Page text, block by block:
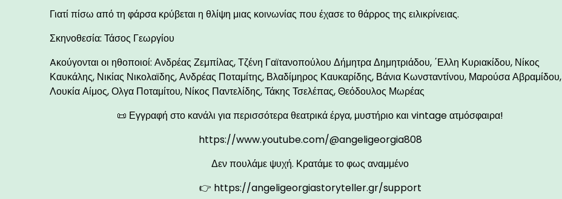
Γιατί πίσω από τη φάρσα κρύβεται η θλίψη μιας κοινωνίας που έχασε το θάρρος της ειλικρίνειας.
Σκηνοθεσία: Τάσος Γεωργίου
Aκούγονται οι ηθοποιοί: Ανδρέας Ζεμπίλας, Τζένη Γαϊτανοπούλου Δήμητρα Δημητριάδου, ΄Ελλη Κυριακίδου, Νίκος
Καυκάλης, Νικίας Νικολαϊδης, Ανδρέας Ποταμίτης, Βλαδίμηρος Καυκαρίδης, Βάνια Κωνσταντίνου, Μαρούσα Αβραμίδου,
Λουκία Αίμος, Ολγα Ποταμίτου, Νίκος Παντελίδης, Τάκης Τσελέπας, Θεόδουλος Μωρέας
📜 Εγγραφή στο κανάλι για περισσότερα θεατρικά έργα, μυστήριο και vintage ατμόσφαιρα!
https://www.youtube.com/@angeligeorgia808
Δεν πουλάμε ψυχή. Κρατάμε το φως αναμμένο
👉 https://angeligeorgiastoryteller.gr/support